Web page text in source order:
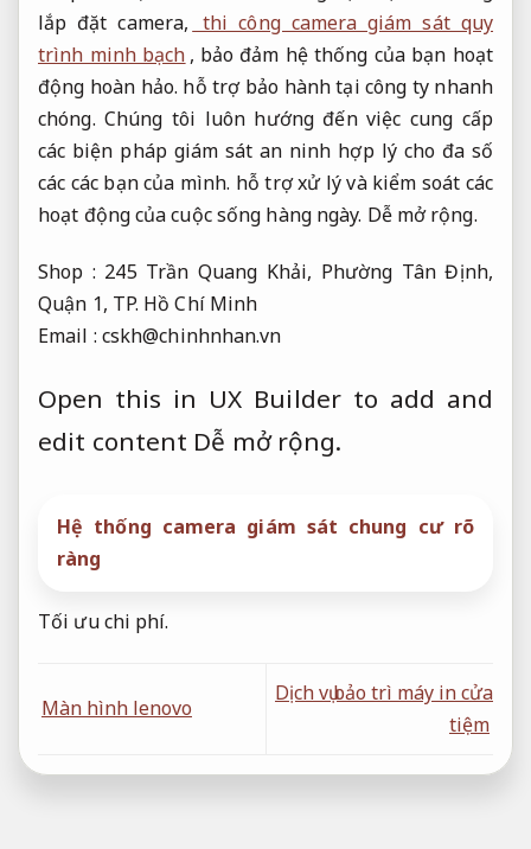
lắp đặt camera, thi công camera giám sát quy
trình minh bạch , bảo đảm hệ thống của bạn hoạt
động hoàn hảo. hỗ trợ bảo hành tại công ty nhanh
chóng. Chúng tôi luôn hướng đến việc cung cấp
các biện pháp giám sát an ninh hợp lý cho đa số
các các bạn của mình. hỗ trợ xử lý và kiểm soát các
hoạt động của cuộc sống hàng ngày. Dễ mở rộng.
Shop : 245 Trần Quang Khải, Phường Tân Định,
Quận 1, TP. Hồ Chí Minh
Email : cskh@chinhnhan.vn
Open this in UX Builder to add and
edit content Dễ mở rộng.
Hệ thống camera giám sát chung cư rõ
ràng
Tối ưu chi phí.
Màn hình lenovo
Dịch vụ bảo trì máy in cửa
tiệm